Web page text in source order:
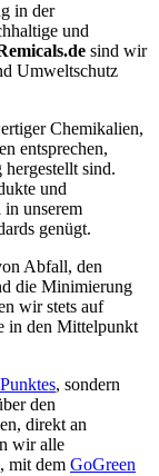
in der
und
sind wir
Umweltschutz
Chemikalien,
entsprechen,
sind.
und
unserem
genügt.
Abfall, den
die Minimierung
wir stets auf
in den Mittelpunkt
, sondern
den
direkt an
wir alle
mit dem GoGreen